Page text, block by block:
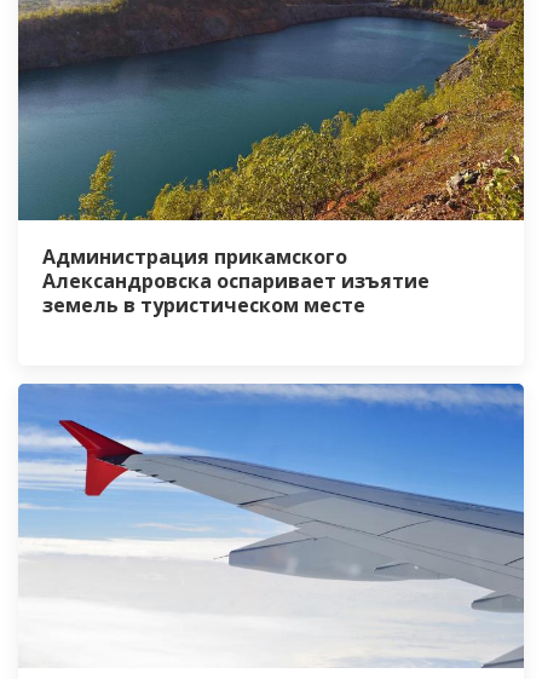
Администрация прикамского
Александровска оспаривает изъятие
земель в туристическом месте